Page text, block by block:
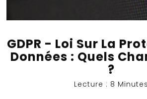
GDPR - Loi Sur La
Données : Quels
?
Lecture : 8 Minutes